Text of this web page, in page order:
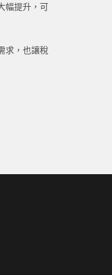
幅提升，可
求，也讓稅